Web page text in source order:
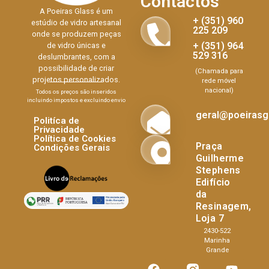
A Poeiras Glass é um
estúdio de vidro artesanal
onde se produzem peças
de vidro únicas e
deslumbrantes, com a
possibilidade de criar
projetos personalizados.
Todos os preços são inseridos
incluindo impostos e excluindo envio
Politíca de
Privacidade
Política de Cookies
Condições Gerais
+ (351) 960
225 209
+ (351) 964
529 316
(Chamada para
rede móvel
nacional)
Praça
Guilherme
Stephens
Edifício
da
Resinagem,
Loja 7
2430-522
Marinha
Grande